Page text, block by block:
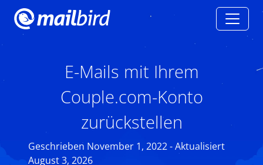
E-Mails mit Ihrem
Couple.com-Konto
zurückstellen
Geschrieben November 1, 2022 - Aktualisiert
August 3, 2026